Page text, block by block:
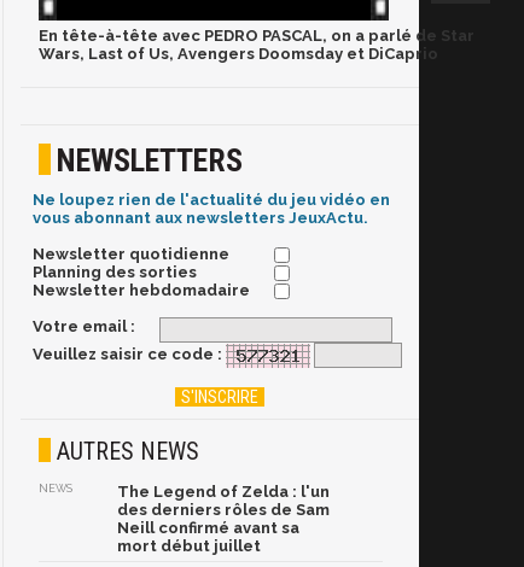
En tête-à-tête avec PEDRO PASCAL, on a parlé de Star
Wars, Last of Us, Avengers Doomsday et DiCaprio
NEWSLETTERS
Ne loupez rien de l'actualité du jeu vidéo en
vous abonnant aux newsletters JeuxActu.
Newsletter quotidienne
Planning des sorties
Newsletter hebdomadaire
Votre email :
Veuillez saisir ce code :
AUTRES NEWS
NEWS
The Legend of Zelda : l'un
des derniers rôles de Sam
Neill confirmé avant sa
mort début juillet